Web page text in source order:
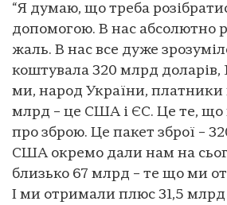
“Я думаю, що треба
допомогою. В нас абсолютно
жаль. В нас все дуже
коштувала 320 млрд доларів,
ми, народ України, платники
млрд – це США і ЄС. Це те, що
про зброю. Це пакет зброї –
США окремо дали нам на
близько 67 млрд – те що ми
І ми отримали плюс 31,5 млрд